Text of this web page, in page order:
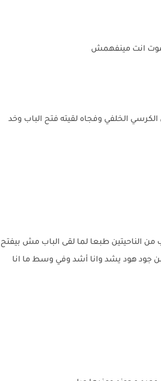
يموت انت مينفهمش
الخلفي وفجاه لقيته فتح الباب وخد
من الناحيتين طبعا لما لقى الباب مش بيفتح
من جود هود يشد وانا أشد وفي وسط ما انا